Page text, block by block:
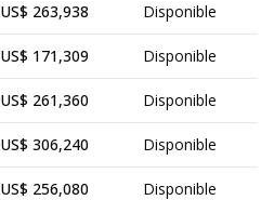
US$ 263,938 Disponible
US$ 171,309 Disponible
US$ 261,360 Disponible
US$ 306,240 Disponible
US$ 256,080 Disponible